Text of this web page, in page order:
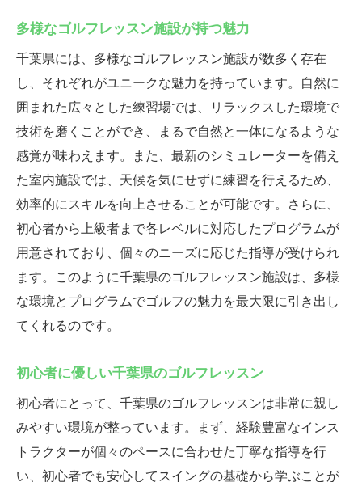
千葉県でゴルフを始める最初の一歩
初歩から学べるプログラムの充実
初心者でも安心のサポート環境
実践的な練習で身につく基本スキル
継続的な技術向上を目指すために
プロの指導で再発見するゴルフの楽しさ
プロのアドバイスがもたらす気づき
新たなプレースタイルを学ぶ機会
ゴルフの奥深さに触れるレッスン
プロが教える効果的な練習法
自分のペースで楽しむゴルフ
ゴルフをもっと楽しむためのヒント
共に学ぶ仲間との出会い
レッスンを通じた絆の形成
チームで楽しむゴルフの魅力
新しい仲間とシェアする経験
多様なゴルフレッスン施設が持つ魅力
千葉県には、多様なゴルフレッスン施設が数多く存在
し、それぞれがユニークな魅力を持っています。自然に
囲まれた広々とした練習場では、リラックスした環境で
技術を磨くことができ、まるで自然と一体になるような
感覚が味わえます。また、最新のシミュレーターを備え
た室内施設では、天候を気にせずに練習を行えるため、
効率的にスキルを向上させることが可能です。さらに、
初心者から上級者まで各レベルに対応したプログラムが
用意されており、個々のニーズに応じた指導が受けられ
ます。このように千葉県のゴルフレッスン施設は、多様
な環境とプログラムでゴルフの魅力を最大限に引き出し
てくれるのです。
初心者に優しい千葉県のゴルフレッスン
初心者にとって、千葉県のゴルフレッスンは非常に親し
みやすい環境が整っています。まず、経験豊富なインス
トラクターが個々のペースに合わせた丁寧な指導を行
い、初心者でも安心してスイングの基礎から学ぶことが